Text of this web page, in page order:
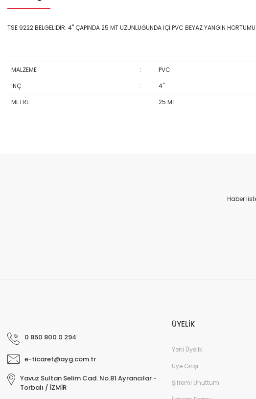
TSE 9222 BELGELİDİR. 4" ÇAPINDA 25 MT UZUNLUĞUNDA İÇİ PVC BEYAZ YANGIN
MALZEME :
PVC
İNÇ
:
4"
METRE
: 25 MT
Haber
0 850 800 0 294
e-ticaret@ayg.com.tr
Yavuz Sultan Selim Cad. No.81 Ayrancılar -
Torbalı / İZMİR
ÜYELİK
Yeni Üyelik
Üye Girişi
Şifremi Unuttum